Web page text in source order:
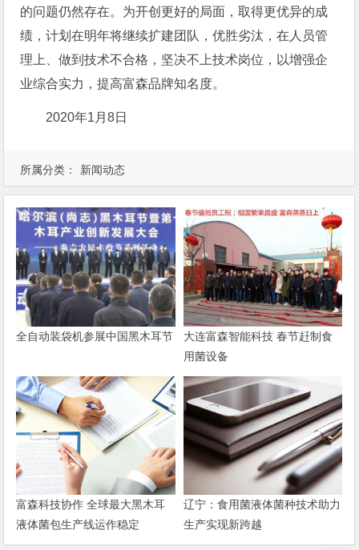
所属分类： 新闻动态
的问题仍然存在。为开创更好的局面，取得更优异的成
绩，计划在明年将继续扩建团队，优胜劣汰，在人员管
理上、做到技术不合格，坚决不上技术岗位，以增强企
业综合实力，提高富森品牌知名度。
2020年1月8日
全自动装袋机参展中国黑木耳节
大连富森智能科技 春节赶制食
用菌设备
富森科技协作 全球最大黑木耳
液体菌包生产线运作稳定
辽宁：食用菌液体菌种技术助力
生产实现新跨越